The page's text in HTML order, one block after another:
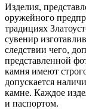
Изделия,
оружейного
традициях
сувенир
следствии чего,
представленной
камня имеют
допускается
камне. Каждое
и паспортом.